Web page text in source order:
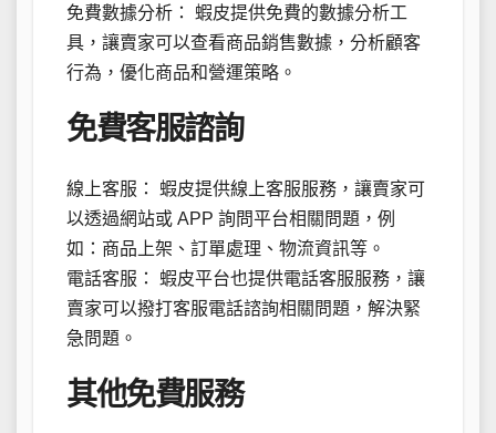
免費數據分析： 蝦皮提供免費的數據分析工
具，讓賣家可以查看商品銷售數據，分析顧客
行為，優化商品和營運策略。
免費客服諮詢
線上客服： 蝦皮提供線上客服服務，讓賣家可
以透過網站或 APP 詢問平台相關問題，例
如：商品上架、訂單處理、物流資訊等。
電話客服： 蝦皮平台也提供電話客服服務，讓
賣家可以撥打客服電話諮詢相關問題，解決緊
急問題。
其他免費服務